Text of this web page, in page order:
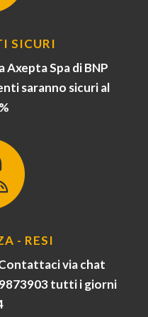
SICURI
Spa di BNP
saranno sicuri al
- RESI
via chat
tutti i giorni